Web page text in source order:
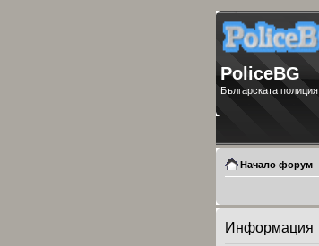
PoliceBG
Българската полиция
Начало форум
Информация